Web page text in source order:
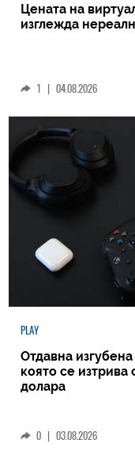
Цената на
изглежда
1 | 04.08.2026
PLAY
Отдавна
която се изтрива
долара
0 | 03.08.2026